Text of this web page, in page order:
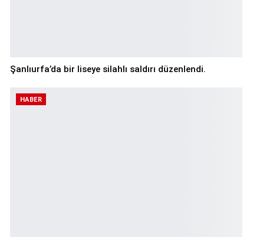
Şanlıurfa’da bir liseye silahlı saldırı düzenlendi.
HABER